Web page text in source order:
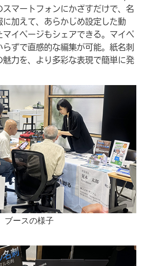
マートフォンにかざすだけで、名
加えて、あらかじめ設定した動
イページもシェアできる。マイペ
ずで直感的な編集が可能。紙名刺
力を、より多彩な表現で簡単に発
ブースの様子